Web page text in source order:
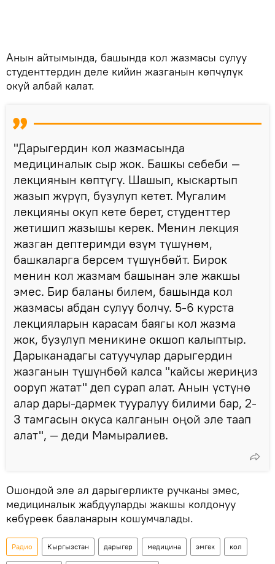
Анын айтымында, башында кол жазмасы сулуу
студенттердин деле кийин жазганын көпчүлүк
окуй албай калат.
"Дарыгердин кол жазмасында
медициналык сыр жок. Башкы себеби —
лекциянын көптүгү. Шашып, кыскартып
жазып жүрүп, бузулуп кетет. Мугалим
лекцияны окуп кете берет, студенттер
жетишип жазышы керек. Менин лекция
жазган дептеримди өзүм түшүнөм,
башкаларга берсем түшүнбөйт. Бирок
менин кол жазмам башынан эле жакшы
эмес. Бир баланы билем, башында кол
жазмасы абдан сулуу болчу. 5-6 курста
лекцияларын карасам баягы кол жазма
жок, бузулуп меникине окшоп калыптыр.
Дарыканадагы сатуучулар дарыгердин
жазганын түшүнбөй калса "кайсы жериңиз
ооруп жатат" деп сурап алат. Анын үстүнө
алар дары-дармек тууралуу билими бар, 2-
3 тамгасын окуса калганын оңой эле таап
алат", — деди Мамыралиев.
Ошондой эле ал дарыгерликте ручканы эмес,
медициналык жабдууларды жакшы колдонуу
көбүрөөк бааланарын кошумчалады.
Радио Кыргызстан дарыгер медицина эмгек кол